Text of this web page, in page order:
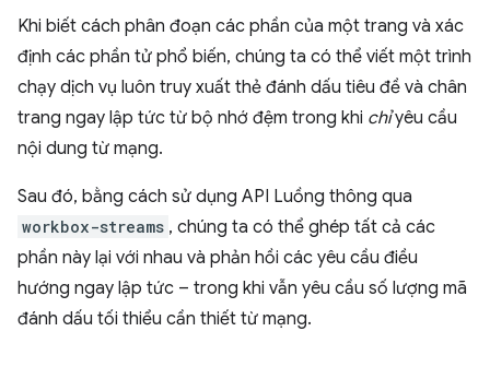
Khi biết cách phân đoạn các phần của một trang và xác
định các phần tử phổ biến, chúng ta có thể viết một trình
chạy dịch vụ luôn truy xuất thẻ đánh dấu tiêu đề và chân
trang ngay lập tức từ bộ nhớ đệm trong khi chỉyêu cầu
nội dung từ mạng.
Sau đó, bằng cách sử dụng API Luồng thông qua
workbox-streams , chúng ta có thể ghép tất cả các
phần này lại với nhau và phản hồi các yêu cầu điều
hướng ngay lập tức – trong khi vẫn yêu cầu số lượng mã
đánh dấu tối thiểu cần thiết từ mạng.